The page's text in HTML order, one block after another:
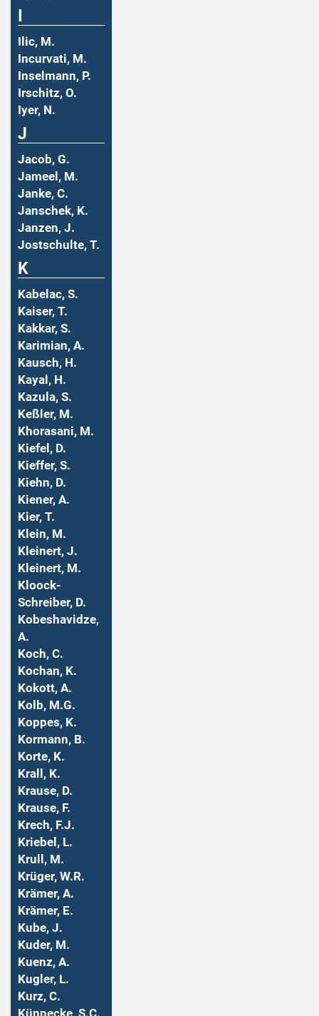
Ilic, M.
Incurvati, M.
Inselmann, P.
Irschitz, O.
Iyer, N.
J
Jacob, G.
Jameel, M.
Janke, C.
Janschek, K.
Janzen, J.
Jostschulte, T.
K
Kabelac, S.
Kaiser, T.
Kakkar, S.
Karimian, A.
Kausch, H.
Kayal, H.
Kazula, S.
Keßler, M.
Khorasani, M.
Kiefel, D.
Kieffer, S.
Kiehn, D.
Kiener, A.
Kier, T.
Klein, M.
Kleinert, J.
Kleinert, M.
Kloock-
Schreiber, D.
Kobeshavidze,
A.
Koch, C.
Kochan, K.
Kokott, A.
Kolb, M.G.
Koppes, K.
Kormann, B.
Korte, K.
Krall, K.
Krause, D.
Krause, F.
Krech, F.J.
Kriebel, L.
Krull, M.
Krüger, W.R.
Krämer, A.
Krämer, E.
Kube, J.
Kuder, M.
Kuenz, A.
Kugler, L.
Kurz, C.
Künnecke, S.C.